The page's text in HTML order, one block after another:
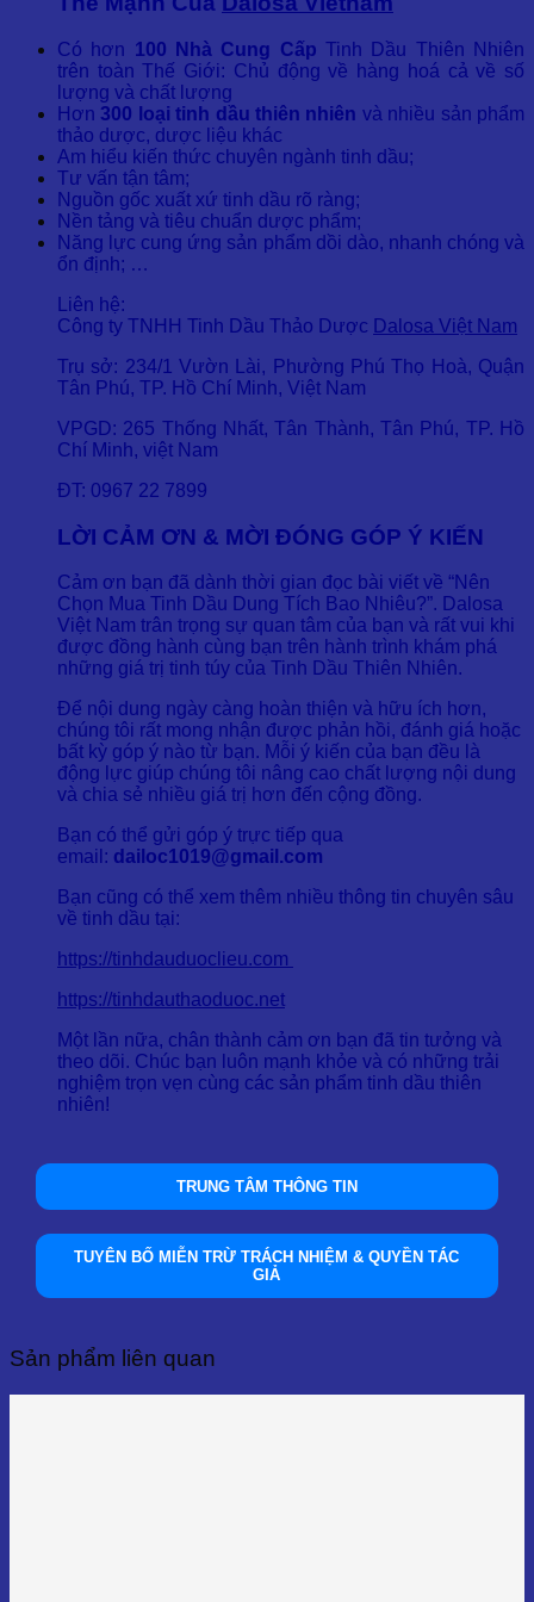
Có hơn 100 Nhà Cung Cấp Tinh Dầu Thiên Nhiên
trên toàn Thế Giới: Chủ động về hàng hoá cả về số
lượng và chất lượng
Hơn 300 loại tinh dầu thiên nhiên và nhiều sản phẩm
thảo dược, dược liệu khác
Am hiểu kiến thức chuyên ngành tinh dầu;
Tư vấn tận tâm;
Nguồn gốc xuất xứ tinh dầu rõ ràng;
Nền tảng và tiêu chuẩn dược phẩm;
Năng lực cung ứng sản phẩm dồi dào, nhanh chóng và
ổn định; …
Liên hệ:
Công ty TNHH Tinh Dầu Thảo Dược Dalosa Việt Nam
Trụ sở: 234/1 Vườn Lài, Phường Phú Thọ Hoà, Quận
Tân Phú, TP. Hồ Chí Minh, Việt Nam
VPGD: 265 Thống Nhất, Tân Thành, Tân Phú, TP. Hồ
Chí Minh, việt Nam
ĐT: 0967 22 7899
LỜI CẢM ƠN & MỜI ĐÓNG GÓP Ý KIẾN
Cảm ơn bạn đã dành thời gian đọc bài viết về “Nên
Chọn Mua Tinh Dầu Dung Tích Bao Nhiêu?”. Dalosa
Việt Nam trân trọng sự quan tâm của bạn và rất vui khi
được đồng hành cùng bạn trên hành trình khám phá
những giá trị tinh túy của Tinh Dầu Thiên Nhiên.
Để nội dung ngày càng hoàn thiện và hữu ích hơn,
chúng tôi rất mong nhận được phản hồi, đánh giá hoặc
bất kỳ góp ý nào từ bạn. Mỗi ý kiến của bạn đều là
động lực giúp chúng tôi nâng cao chất lượng nội dung
và chia sẻ nhiều giá trị hơn đến cộng đồng.
Bạn có thể gửi góp ý trực tiếp qua
email: dailoc1019@gmail.com
Bạn cũng có thể xem thêm nhiều thông tin chuyên sâu
về tinh dầu tại:
https://tinhdauduoclieu.com
https://tinhdauthaoduoc.net
Một lần nữa, chân thành cảm ơn bạn đã tin tưởng và
theo dõi. Chúc bạn luôn mạnh khỏe và có những trải
nghiệm trọn vẹn cùng các sản phẩm tinh dầu thiên
nhiên!
TRUNG TÂM THÔNG TIN
TUYÊN BỐ MIỄN TRỪ TRÁCH NHIỆM & QUYỀN TÁC
GIẢ
Sản phẩm liên quan